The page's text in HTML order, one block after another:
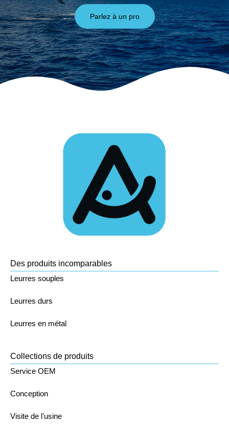
Parlez à un pro
Des produits incomparables
Leurres souples
Leurres durs
Leurres en métal
Collections de produits
Service OEM
Conception
Visite de l'usine